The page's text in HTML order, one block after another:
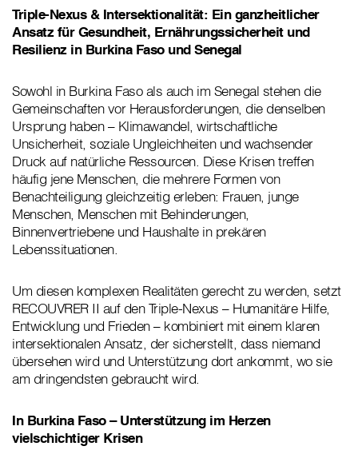
Triple-Nexus & Intersektionalität: Ein ganzheitlicher
Ansatz für Gesundheit, Ernährungssicherheit und
Resilienz in Burkina Faso und Senegal
Sowohl in Burkina Faso als auch im Senegal stehen die
Gemeinschaften vor Herausforderungen, die denselben
Ursprung haben – Klimawandel, wirtschaftliche
Unsicherheit, soziale Ungleichheiten und wachsender
Druck auf natürliche Ressourcen. Diese Krisen treffen
häufig jene Menschen, die mehrere Formen von
Benachteiligung gleichzeitig erleben: Frauen, junge
Menschen, Menschen mit Behinderungen,
Binnenvertriebene und Haushalte in prekären
Lebenssituationen.
Um diesen komplexen Realitäten gerecht zu werden, setzt
RECOUVRER II auf den Triple-Nexus – Humanitäre Hilfe,
Entwicklung und Frieden – kombiniert mit einem klaren
intersektionalen Ansatz, der sicherstellt, dass niemand
übersehen wird und Unterstützung dort ankommt, wo sie
am dringendsten gebraucht wird.
In Burkina Faso – Unterstützung im Herzen
vielschichtiger Krisen